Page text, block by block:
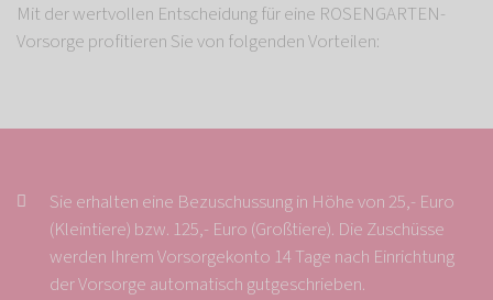
Mit der wertvollen Entscheidung für eine ROSENGARTEN-
Vorsorge profitieren Sie von folgenden Vorteilen:
Sie erhalten eine Bezuschussung in Höhe von 25,- Euro
(Kleintiere) bzw. 125,- Euro (Großtiere). Die Zuschüsse
werden Ihrem Vorsorgekonto 14 Tage nach Einrichtung
der Vorsorge automatisch gutgeschrieben.